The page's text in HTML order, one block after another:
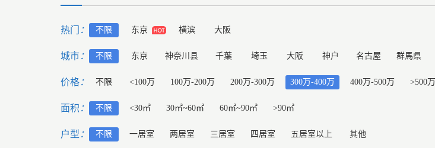
热门 ： 不限 东京 横滨 大阪
城市： 不限 东京 神奈川县 千葉 埼玉 大阪 神户 名古屋 群馬県
价格： 不限 <100万 100万-200万 200万-300万 300万-400万 400万-500万 >500万
面积 ： 不限 <30㎡ 30㎡~60㎡ 60㎡~90㎡ >90㎡
户型 ： 不限 一居室 两居室 三居室 四居室 五居室以上 其他